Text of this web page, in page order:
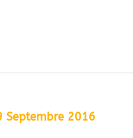
Septembre 2016